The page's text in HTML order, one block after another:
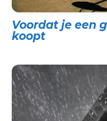
Voordat je een
koopt